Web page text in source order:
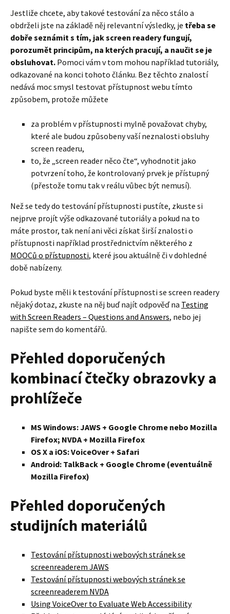
Jestliže chcete, aby takové testování za něco stálo a
obdrželi jste na základě něj relevantní výsledky, je třeba se
dobře seznámit s tím, jak screen readery fungují,
porozumět principům, na kterých pracují, a naučit se je
obsluhovat. Pomoci vám v tom mohou například tutoriály,
odkazované na konci tohoto článku. Bez těchto znalostí
nedává moc smysl testovat přístupnost webu tímto
způsobem, protože můžete
za problém v přístupnosti mylně považovat chyby,
které ale budou způsobeny vaší neznalosti obsluhy
screen readeru,
to, že „screen reader něco čte“, vyhodnotit jako
potvrzení toho, že kontrolovaný prvek je přístupný
(přestože tomu tak v reálu vůbec být nemusí).
Než se tedy do testování přístupnosti pustíte, zkuste si
nejprve projít výše odkazované tutoriály a pokud na to
máte prostor, tak není ani věci získat širší znalosti o
přístupnosti například prostřednictvím některého z
MOOCů o přístupnosti, které jsou aktuálně či v dohledné
době nabízeny.
Pokud byste měli k testování přístupnosti se screen readery
nějaký dotaz, zkuste na něj buď najít odpověď na Testing
with Screen Readers – Questions and Answers, nebo jej
napište sem do komentářů.
Přehled doporučených
kombinací čtečky obrazovky a
prohlížeče
MS Windows: JAWS + Google Chrome nebo Mozilla
Firefox; NVDA + Mozilla Firefox
OS X a iOS: VoiceOver + Safari
Android: TalkBack + Google Chrome (eventuálně
Mozilla Firefox)
Přehled doporučených
studijních materiálů
Testování přístupnosti webových stránek se
screenreaderem JAWS
Testování přístupnosti webových stránek se
screenreaderem NVDA
Using VoiceOver to Evaluate Web Accessibility